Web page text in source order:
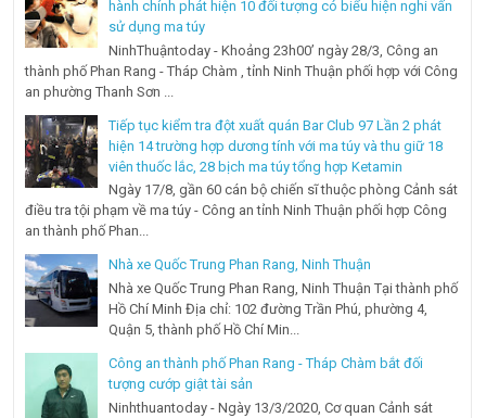
hành chính phát hiện 10 đối tượng có biểu hiện nghi vấn
sử dụng ma túy
NinhThuậntoday - Khoảng 23h00’ ngày 28/3, Công an
thành phố Phan Rang - Tháp Chàm , tỉnh Ninh Thuận phối hợp với Công
an phường Thanh Sơn ...
Tiếp tục kiểm tra đột xuất quán Bar Club 97 Lần 2 phát
hiện 14 trường hợp dương tính với ma túy và thu giữ 18
viên thuốc lắc, 28 bịch ma túy tổng hợp Ketamin
Ngày 17/8, gần 60 cán bộ chiến sĩ thuộc phòng Cảnh sát
điều tra tội phạm về ma túy - Công an tỉnh Ninh Thuận phối hợp Công
an thành phố Phan...
Nhà xe Quốc Trung Phan Rang, Ninh Thuận
Nhà xe Quốc Trung Phan Rang, Ninh Thuận Tại thành phố
Hồ Chí Minh Địa chỉ: 102 đường Trần Phú, phường 4,
Quận 5, thành phố Hồ Chí Min...
Công an thành phố Phan Rang - Tháp Chàm bắt đối
tượng cướp giật tài sản
Ninhthuantoday - Ngày 13/3/2020, Cơ quan Cảnh sát